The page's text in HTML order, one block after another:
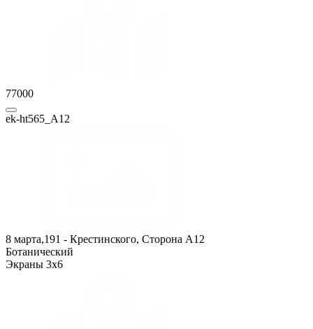
77000
ek-ht565_А12
8 марта,191 - Крестинского, Сторона A12
Ботанический
Экраны 3x6